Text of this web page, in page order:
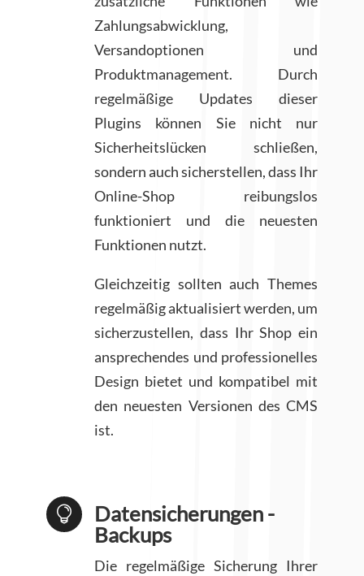
Zahlungsabwicklung,
Versandoptionen und
Produktmanagement. Durch
regelmäßige Updates dieser
Plugins können Sie nicht nur
Sicherheitslücken schließen,
sondern auch sicherstellen, dass Ihr
Online-Shop reibungslos
funktioniert und die neuesten
Funktionen nutzt.
Gleichzeitig sollten auch Themes
regelmäßig aktualisiert werden, um
sicherzustellen, dass Ihr Shop ein
ansprechendes und professionelles
Design bietet und kompatibel mit
den neuesten Versionen des CMS
ist.

Datensicherungen -
Backups
Die regelmäßige Sicherung Ihrer